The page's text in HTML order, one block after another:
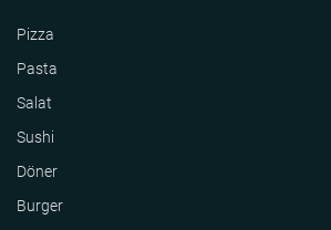
Pizza
Pasta
Salat
Sushi
Döner
Burger